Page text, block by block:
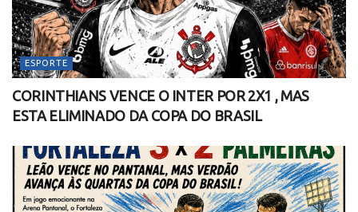
ESPORTE
CORINTHIANS VENCE O INTER POR 2X1 , MAS
ESTA ELIMINADO DA COPA DO BRASIL